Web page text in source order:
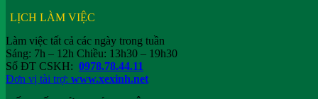
LỊCH LÀM VIỆC
Làm việc tất cả các ngày trong tuần
Sáng: 7h – 12h Chiều: 13h30 – 19h30
Số ĐT CSKH: 0978.78.44.11
Đơn vị tài trợ: www.xexinh.net